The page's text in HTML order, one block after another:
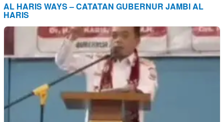
AL HARIS WAYS – CATATAN GUBERNUR JAMBI AL
HARIS